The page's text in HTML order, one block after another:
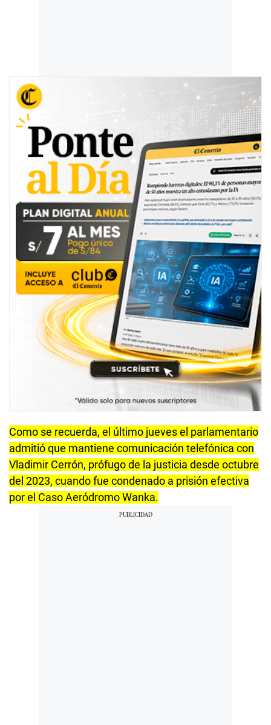
Como se recuerda, el último jueves el parlamentario
admitió que mantiene comunicación telefónica con
Vladimir Cerrón, prófugo de la justicia desde octubre
del 2023, cuando fue condenado a prisión efectiva
por el Caso Aeródromo Wanka.